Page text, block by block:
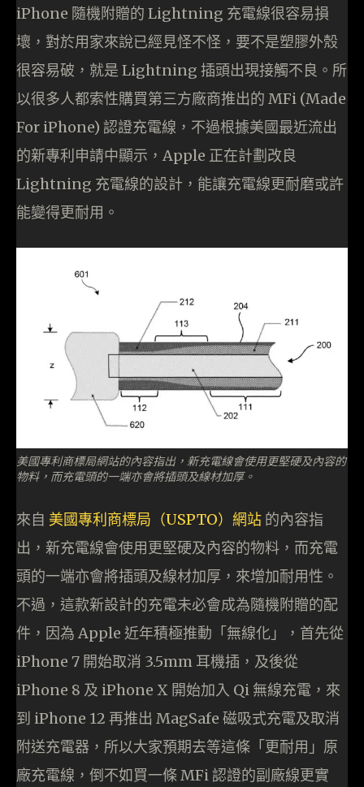
iPhone 隨機附贈的 Lightning 充電線很容易損
壞，對於用家來說已經見怪不怪，要不是塑膠外殼
很容易破，就是 Lightning 插頭出現接觸不良。所
以很多人都索性購買第三方廠商推出的 MFi (Made
For iPhone) 認證充電線，不過根據美國最近流出
的新專利申請中顯示，Apple 正在計劃改良
Lightning 充電線的設計，能讓充電線更耐磨或許
能變得更耐用。
美國專利商標局網站的內容指出，新充電線會使用更堅硬及內容的
物料，而充電頭的一端亦會將插頭及線材加厚。
來自 美國專利商標局（USPTO）網站 的內容指
出，新充電線會使用更堅硬及內容的物料，而充電
頭的一端亦會將插頭及線材加厚，來增加耐用性。
不過，這款新設計的充電未必會成為隨機附贈的配
件，因為 Apple 近年積極推動「無線化」，首先從
iPhone 7 開始取消 3.5mm 耳機插，及後從
iPhone 8 及 iPhone X 開始加入 Qi 無線充電，來
到 iPhone 12 再推出 MagSafe 磁吸式充電及取消
附送充電器，所以大家預期去等這條「更耐用」原
廠充電線，倒不如買一條 MFi 認證的副廠線更實